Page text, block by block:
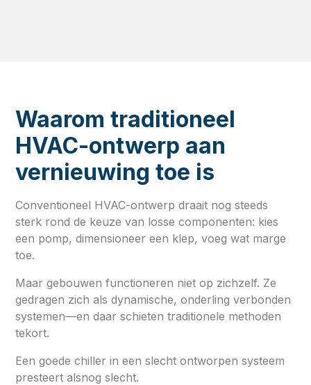
Waarom traditioneel
HVAC-ontwerp aan
vernieuwing toe is
Conventioneel HVAC-ontwerp draait nog steeds
sterk rond de keuze van losse componenten: kies
een pomp, dimensioneer een klep, voeg wat marge
toe.
Maar gebouwen functioneren niet op zichzelf. Ze
gedragen zich als dynamische, onderling verbonden
systemen—en daar schieten traditionele methoden
tekort.
Een goede chiller in een slecht ontworpen systeem
presteert alsnog slecht.